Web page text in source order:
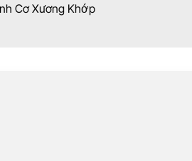
Cơ Xương Khớp